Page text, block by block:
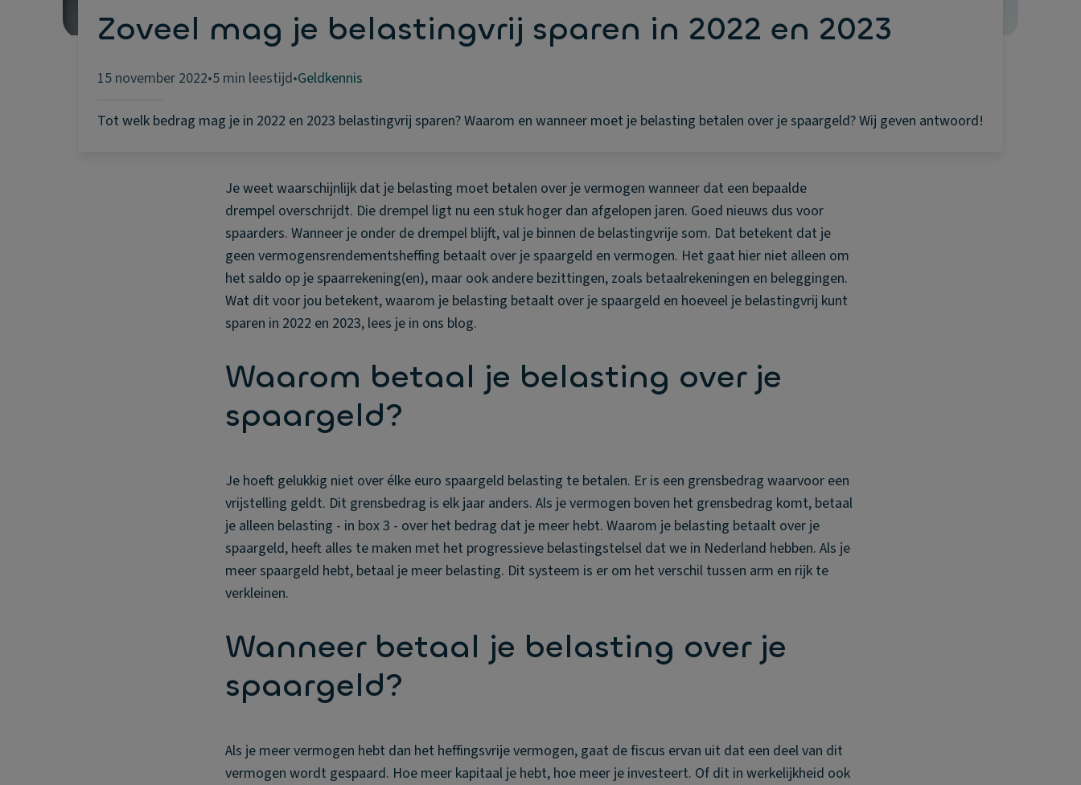
Zoveel mag je belastingvrij sparen in 2022 en 2023
15 november 2022•5 min leestijd•Geldkennis
Tot welk bedrag mag je in 2022 en 2023 belastingvrij sparen? Waarom en wanneer moet je belasting betalen over je spaargeld? Wij geven antwoord!
Je weet waarschijnlijk dat je belasting moet betalen over je vermogen wanneer dat een bepaalde
drempel overschrijdt. Die drempel ligt nu een stuk hoger dan afgelopen jaren. Goed nieuws dus voor
spaarders. Wanneer je onder de drempel blijft, val je binnen de belastingvrije som. Dat betekent dat je
geen vermogensrendementsheffing betaalt over je spaargeld en vermogen. Het gaat hier niet alleen om
het saldo op je spaarrekening(en), maar ook andere bezittingen, zoals betaalrekeningen en beleggingen.
Wat dit voor jou betekent, waarom je belasting betaalt over je spaargeld en hoeveel je belastingvrij kunt
sparen in 2022 en 2023, lees je in ons blog.
Waarom betaal je belasting over je
spaargeld?
Je hoeft gelukkig niet over élke euro spaargeld belasting te betalen. Er is een grensbedrag waarvoor een
vrijstelling geldt. Dit grensbedrag is elk jaar anders. Als je vermogen boven het grensbedrag komt, betaal
je alleen belasting - in box 3 - over het bedrag dat je meer hebt. Waarom je belasting betaalt over je
spaargeld, heeft alles te maken met het progressieve belastingstelsel dat we in Nederland hebben. Als je
meer spaargeld hebt, betaal je meer belasting. Dit systeem is er om het verschil tussen arm en rijk te
verkleinen.
Wanneer betaal je belasting over je
spaargeld?
Als je meer vermogen hebt dan het heffingsvrije vermogen, gaat de fiscus ervan uit dat een deel van dit
vermogen wordt gespaard. Hoe meer kapitaal je hebt, hoe meer je investeert. Of dit in werkelijkheid ook